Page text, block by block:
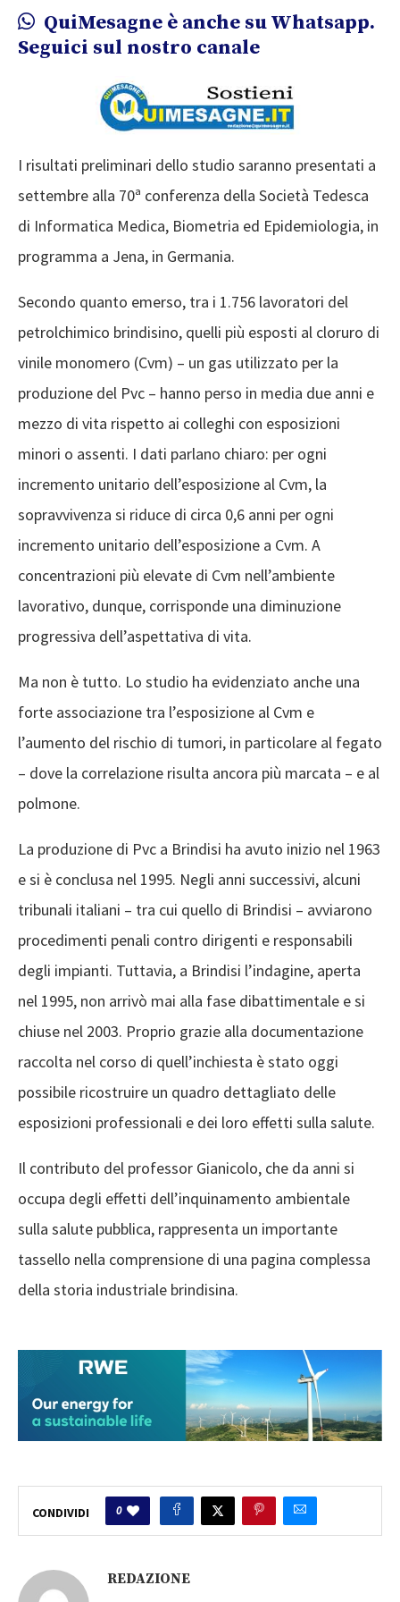
QuiMesagne è anche su Whatsapp.
Seguici sul nostro canale
I risultati preliminari dello studio saranno presentati a
settembre alla 70ª conferenza della Società Tedesca
di Informatica Medica, Biometria ed Epidemiologia, in
programma a Jena, in Germania.
Secondo quanto emerso, tra i 1.756 lavoratori del
petrolchimico brindisino, quelli più esposti al cloruro di
vinile monomero (Cvm) – un gas utilizzato per la
produzione del Pvc – hanno perso in media due anni e
mezzo di vita rispetto ai colleghi con esposizioni
minori o assenti. I dati parlano chiaro: per ogni
incremento unitario dell’esposizione al Cvm, la
sopravvivenza si riduce di circa 0,6 anni per ogni
incremento unitario dell’esposizione a Cvm. A
concentrazioni più elevate di Cvm nell’ambiente
lavorativo, dunque, corrisponde una diminuzione
progressiva dell’aspettativa di vita.
Ma non è tutto. Lo studio ha evidenziato anche una
forte associazione tra l’esposizione al Cvm e
l’aumento del rischio di tumori, in particolare al fegato
– dove la correlazione risulta ancora più marcata – e al
polmone.
La produzione di Pvc a Brindisi ha avuto inizio nel 1963
e si è conclusa nel 1995. Negli anni successivi, alcuni
tribunali italiani – tra cui quello di Brindisi – avviarono
procedimenti penali contro dirigenti e responsabili
degli impianti. Tuttavia, a Brindisi l’indagine, aperta
nel 1995, non arrivò mai alla fase dibattimentale e si
chiuse nel 2003. Proprio grazie alla documentazione
raccolta nel corso di quell’inchiesta è stato oggi
possibile ricostruire un quadro dettagliato delle
esposizioni professionali e dei loro effetti sulla salute.
Il contributo del professor Gianicolo, che da anni si
occupa degli effetti dell’inquinamento ambientale
sulla salute pubblica, rappresenta un importante
tassello nella comprensione di una pagina complessa
della storia industriale brindisina.
CONDIVIDI 0
REDAZIONE